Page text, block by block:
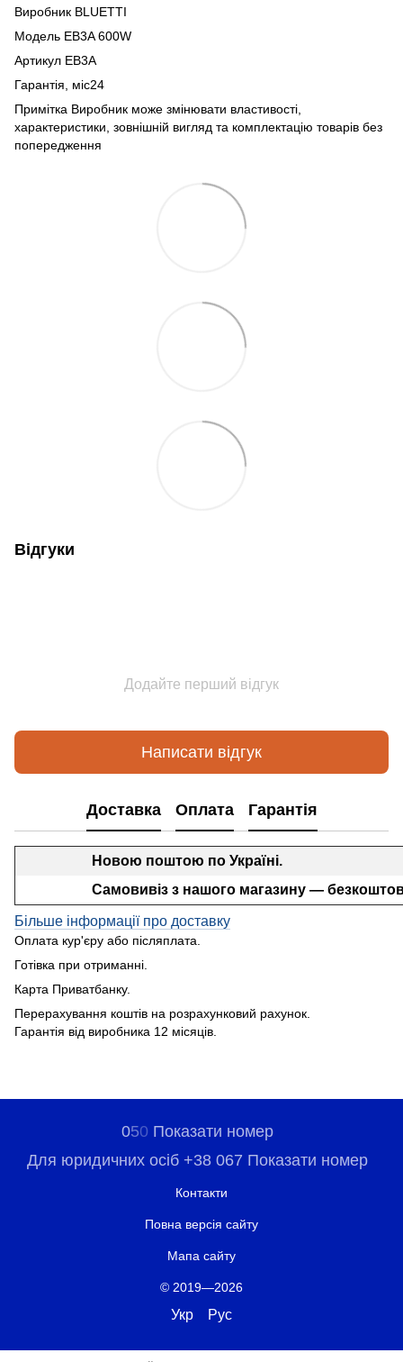
Виробник BLUETTI
Модель EB3A 600W
Артикул EB3A
Гарантія, міс24
Примітка Виробник може змінювати властивості,
характеристики, зовнішній вигляд та комплектацію товарів без
попередження
Відгуки
Додайте перший відгук
Написати відгук
Доставка Оплата Гарантія
Новою поштою по Україні.
Самовивіз з нашого магазину —
Більше інформації про доставку
Оплата кур'єру або післяплата.
Готівка при отриманні.
Карта Приватбанку.
Перерахування коштів на розрахунковий рахунок.
Гарантія від виробника 12 місяців.
050 Показати номер
Для юридичних осіб +38 067 Показати номер
Контакти
Повна версія сайту
Мапа сайту
© 2019—2026
Укр Рус